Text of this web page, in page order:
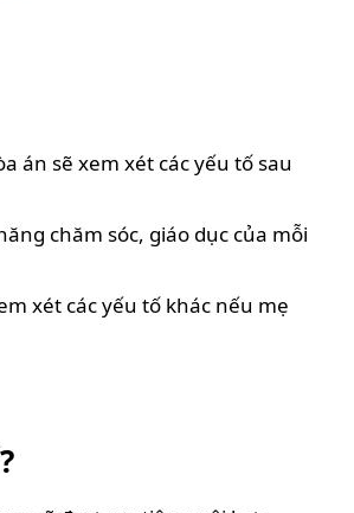
án sẽ xem xét các yếu tố sau
chăm sóc, giáo dục của mỗi
xét các yếu tố khác nếu mẹ